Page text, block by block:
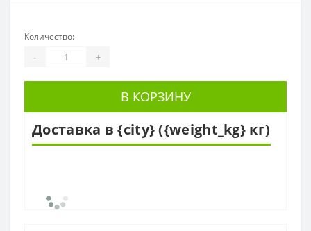
Количество:
- +
В КОРЗИНУ
Доставка в {city} ({weight_kg} кг)